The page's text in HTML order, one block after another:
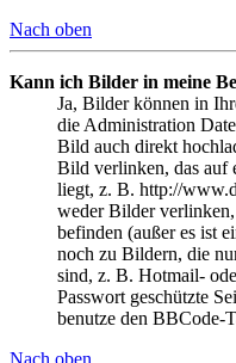
Nach oben
Kann ich Bilder in meine
Ja, Bilder können in
die Administration
Bild auch direkt
Bild verlinken, das auf
liegt, z. B. http://
weder Bilder
befinden (außer es ist
noch zu Bildern, die
sind, z. B. Hotmail-
Passwort geschützte
benutze den BBCode-
Nach oben